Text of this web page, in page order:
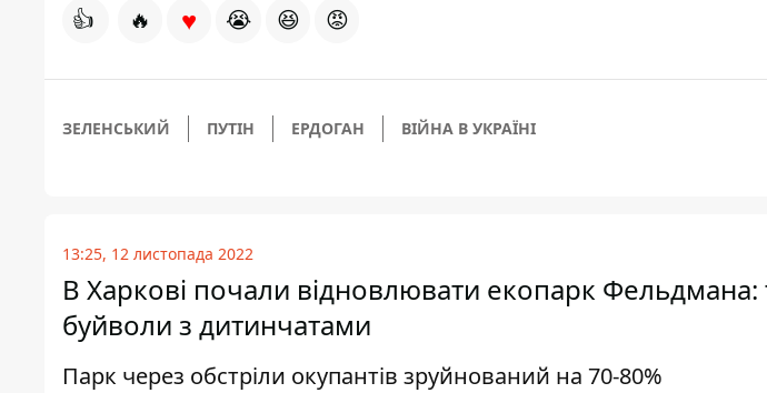
👍 🔥 ♥ 😭 😆 😡
ЗЕЛЕНСЬКИЙ ПУТІН ЕРДОГАН ВІЙНА В УКРАЇНІ
13:25, 12 листопада 2022
В Харкові почали відновлювати екопарк
буйволи з дитинчатами
Парк через обстріли окупантів зруйнований на 70-80%